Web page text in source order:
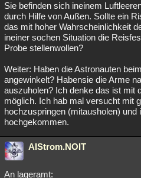
Sie befinden sich ineinem
durch Hilfe von Außen. Sollte ein
das mit hoher Wahrscheinlichkeit
ineiner sochen Situation die
Probe stellenwollen?
Weiter: Haben die Astronauten
angewinkelt? Habensie die Arme
auszuholen? Ich denke das ist mit
möglich. Ich hab mal versucht mit
hochzuspringen (mitausholen) und
hochgekommen.
AIStrom.NOIT
An lageramt: